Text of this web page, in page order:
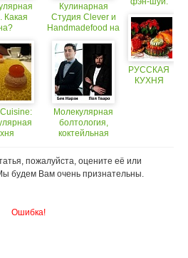
Какая
Кулинарная
Студия Clever и
Handmadefood на
– молекулярная
кухня своими
руками!
Молекулярная
болтология,
коктейльная
культура пития–
Main Stage на
Moscow Bar Show
РУССКАЯ
КУХНЯ
пожалуйста, оцените её или
будем Вам очень признательны.
Ошибка!